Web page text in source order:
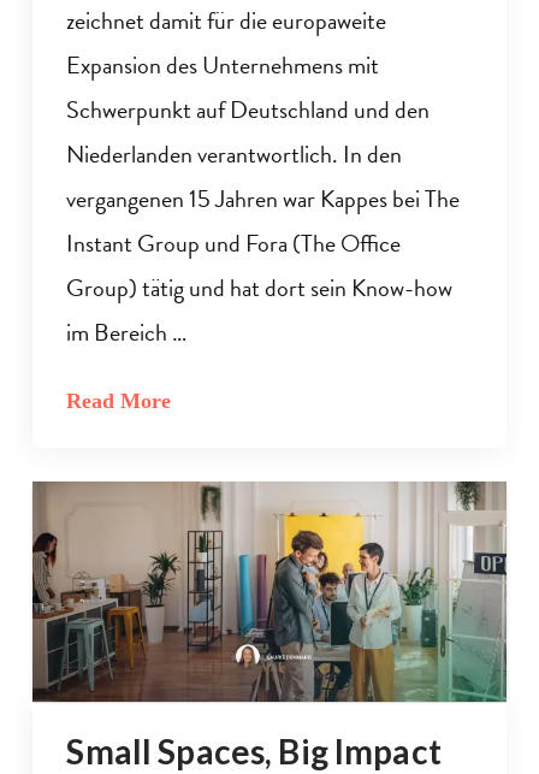
zeichnet damit für die europaweite
Expansion des Unternehmens mit
Schwerpunkt auf Deutschland und den
Niederlanden verantwortlich. In den
vergangenen 15 Jahren war Kappes bei The
Instant Group und Fora (The Office
Group) tätig und hat dort sein Know-how
im Bereich …
Read More
Small Spaces, Big Impact